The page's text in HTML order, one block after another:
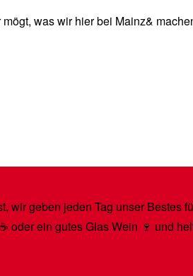
was wir hier bei Mainz&
wir geben jeden Tag unser
oder ein gutes Glas Wein 🍷 und